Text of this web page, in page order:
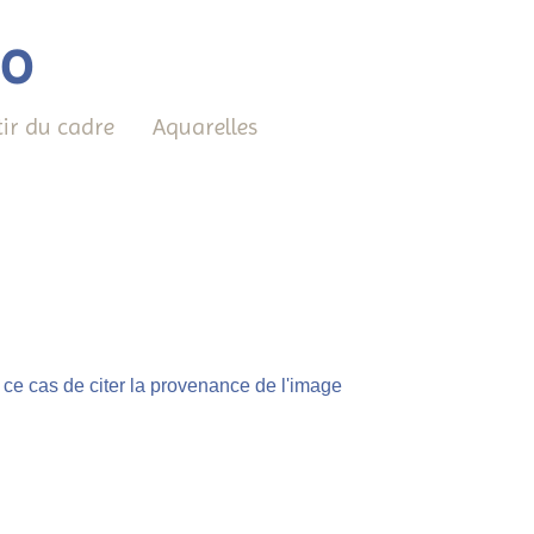
du cadre Aquarelles
cas de citer la provenance de l'image